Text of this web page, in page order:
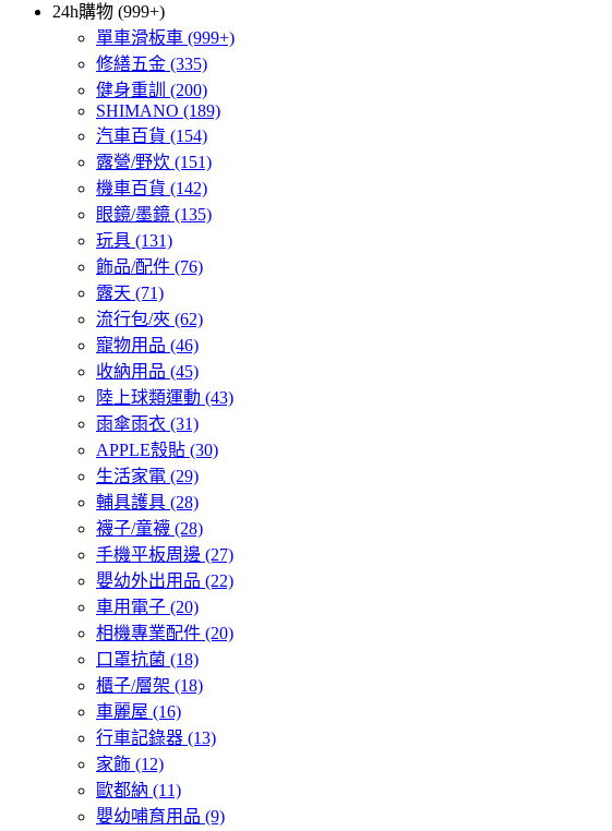
24h購物 (999+)
單車滑板車 (999+)
修繕五金 (335)
健身重訓
(200)
SHIMANO (189)
汽車百貨 (154)
露營/野炊 (151)
機車百貨 (142)
眼鏡/墨鏡 (135)
玩具 (131)
飾品/配件 (76)
露天 (71)
流行包/夾 (62)
寵物用品 (46)
收納用品 (45)
陸上球類運動 (43)
雨傘雨衣 (31)
APPLE殼貼 (30)
生活家電 (29)
輔具護具 (28)
襪子/童襪 (28)
手機平板周邊 (27)
嬰幼外出用品 (22)
車用電子 (20)
相機專業配件 (20)
口罩抗菌 (18)
櫃子/層架 (18)
車麗屋 (16)
行車記錄器 (13)
家飾 (12)
歐都納 (11)
嬰幼哺育用品 (9)